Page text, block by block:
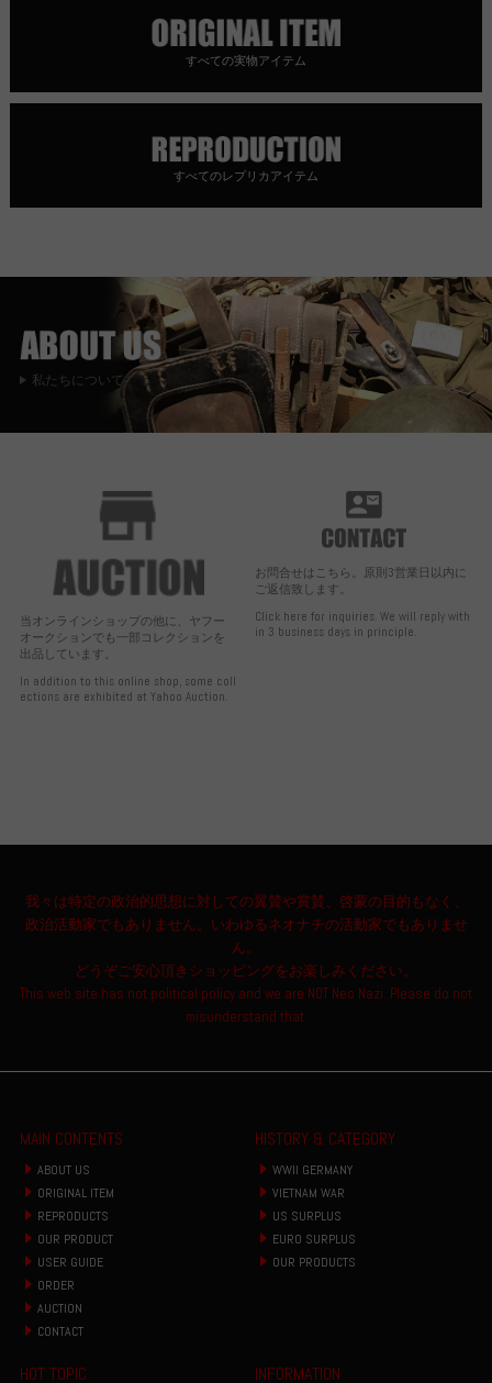
すべての実物アイテム
すべてのレプリカアイテム
私たちについて
当オンラインショップの他に、ヤフー
オークションでも一部コレクションを
出品しています。
In addition to this online shop, some coll
ections are exhibited at Yahoo Auction.
お問合せはこちら。原則3営業日以内に
ご返信致します。
Click here for inquiries. We will reply with
in 3 business days in principle.
我々は特定の政治的思想に対しての翼賛や賞賛、啓蒙の目的もなく、
政治活動家でもありません。いわゆるネオナチの活動家でもありませ
ん。
どうぞご安心頂きショッピングをお楽しみください。
This web site has not political policy and we are NOT Neo Nazi. Please do not
misunderstand that.
MAIN CONTENTS
ABOUT US
ORIGINAL ITEM
REPRODUCTS
OUR PRODUCT
USER GUIDE
ORDER
AUCTION
CONTACT
HISTORY & CATEGORY
WWII GERMANY
VIETNAM WAR
US SURPLUS
EURO SURPLUS
OUR PRODUCTS
HOT TOPIC INFORMATION